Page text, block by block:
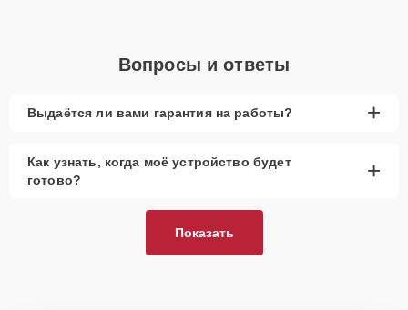
Вопросы и ответы
Выдаётся ли вами гарантия на работы? +
Как узнать, когда моё устройство будет
готово?
+
Показать